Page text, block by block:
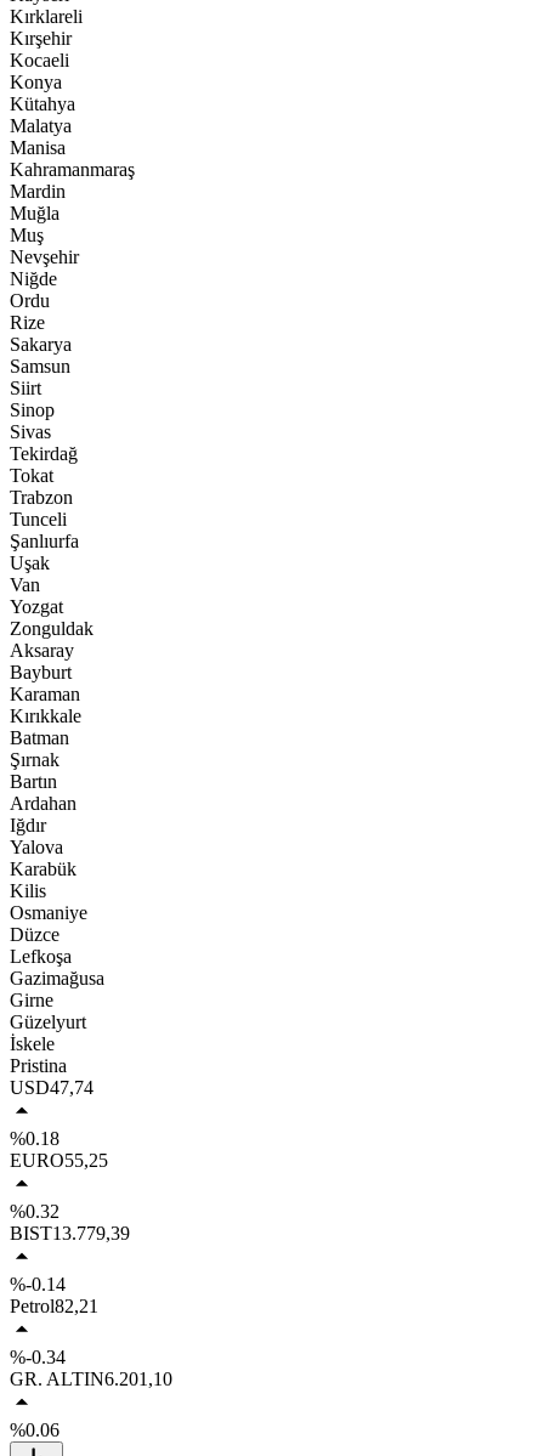
Kırklareli
Kırşehir
Kocaeli
Konya
Kütahya
Malatya
Manisa
Kahramanmaraş
Mardin
Muğla
Muş
Nevşehir
Niğde
Ordu
Rize
Sakarya
Samsun
Siirt
Sinop
Sivas
Tekirdağ
Tokat
Trabzon
Tunceli
Şanlıurfa
Uşak
Van
Yozgat
Zonguldak
Aksaray
Bayburt
Karaman
Kırıkkale
Batman
Şırnak
Bartın
Ardahan
Iğdır
Yalova
Karabük
Kilis
Osmaniye
Düzce
Lefkoşa
Gazimağusa
Girne
Güzelyurt
İskele
Pristina
USD47,74
%0.18
EURO55,25
%0.32
BIST13.779,39
%-0.14
Petrol82,21
%-0.34
GR. ALTIN6.201,10
%0.06